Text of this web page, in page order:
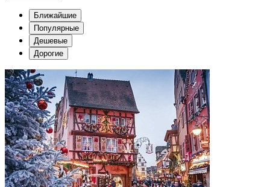
Ближайшие
Популярные
Дешевые
Дорогие